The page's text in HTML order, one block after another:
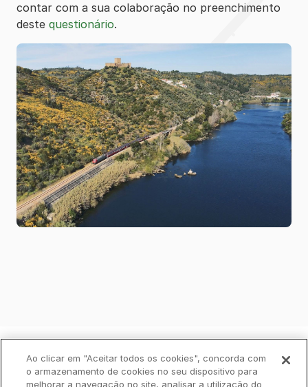
contar com a sua colaboração no preenchimento
deste questionário.
Política de Privacidade Livro de Reclamações
Ao clicar em "Aceitar todos os cookies", concorda com
o armazenamento de cookies no seu dispositivo para
melhorar a navegação no site, analisar a utilização do